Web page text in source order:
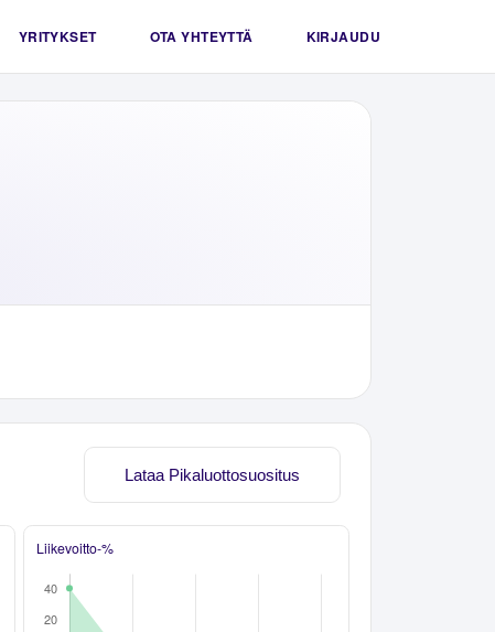
YRITYKSET OTA YHTEYTTÄ KIRJAUDU
Lataa Pikaluottosuositus
Liikevoitto-%